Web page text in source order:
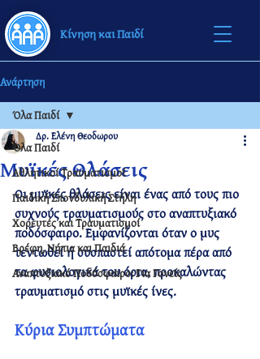
Κίνηση και Παιδί
Ανάρτηση
Όλα Παιδί
Αθλητικοί Τραυματισμοί
Παιδική Σπονδυλική Στήλη
Χορευτές και Τραυματισμοί
Βρέφη, Νήπια και Παιδιά
Αναπτυξιακό Ποδόσφαιρο: Για Γονείς
Όλα Παιδί
Μυϊκές Θλάσεις
Δρ. Ελένη Θεοδωρου
Οι μυϊκές θλάσεις είναι ένας από τους πιο
συχνούς τραυματισμούς στο αναπτυξιακό
ποδόσφαιρο. Εμφανίζονται όταν ο μυς
τεντωθεί ή συσπαστεί απότομα πέρα από
τα φυσιολογικά του όρια, προκαλώντας
τραυματισμό στις μυϊκές ίνες.
Κύρια Συμπτώματα